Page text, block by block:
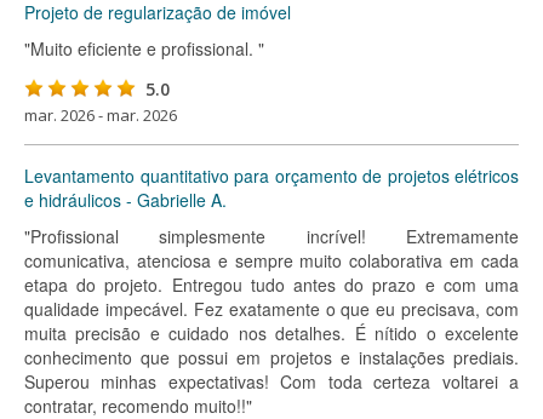
Projeto de regularização de imóvel
"Muito eficiente e profissional. "
5.0
mar. 2026 - mar. 2026
Levantamento quantitativo para orçamento de projetos elétricos
e hidráulicos - Gabrielle A.
"Profissional simplesmente incrível! Extremamente
comunicativa, atenciosa e sempre muito colaborativa em cada
etapa do projeto. Entregou tudo antes do prazo e com uma
qualidade impecável. Fez exatamente o que eu precisava, com
muita precisão e cuidado nos detalhes. É nítido o excelente
conhecimento que possui em projetos e instalações prediais.
Superou minhas expectativas! Com toda certeza voltarei a
contratar, recomendo muito!!"